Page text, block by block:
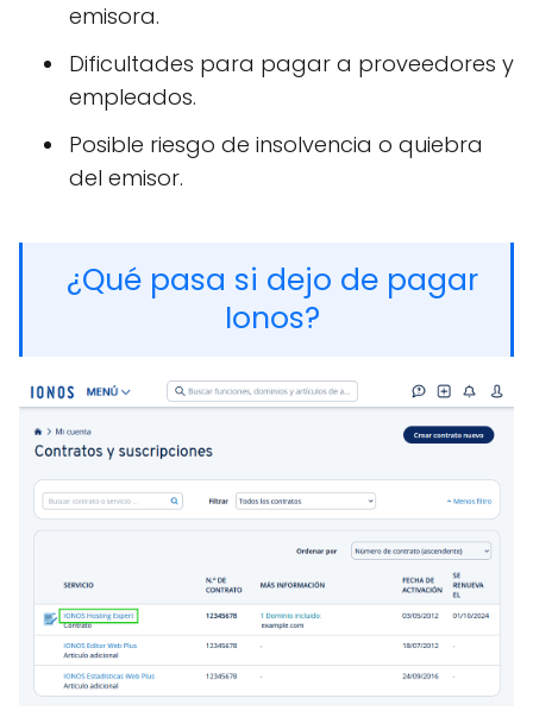
emisora.
Dificultades para pagar a proveedores y
empleados.
Posible riesgo de insolvencia o quiebra
del emisor.
¿Qué pasa si dejo de pagar
Ionos?